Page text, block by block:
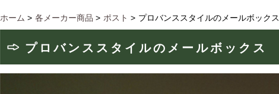
ホーム > 各メーカー商品 > ポスト > プロバンススタイルのメールボックス
プロバンススタイルのメールボックス